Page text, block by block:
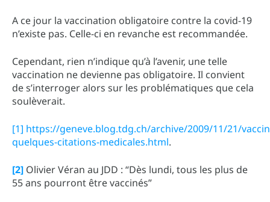
A ce jour la vaccination obligatoire contre la covid-19
n’existe pas. Celle-ci en revanche est recommandée.
Cependant, rien n’indique qu’à l’avenir, une telle
vaccination ne devienne pas obligatoire. Il convient
de s’interroger alors sur les problématiques que cela
soulèverait.
[1] https://geneve.blog.tdg.ch/archive/2009/11/21/
quelques-citations-medicales.html.
[2] Olivier Véran au JDD : “Dès lundi, tous les plus de
55 ans pourront être vaccinés”